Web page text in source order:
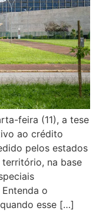
feira (11), a tese
ao crédito
pelos estados
território, na base
o
esse […]